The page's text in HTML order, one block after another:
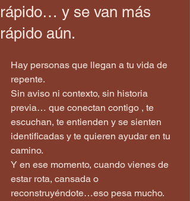
rápido… y se van más
rápido aún.
Hay personas que llegan a tu vida de
repente.
Sin aviso ni contexto, sin historia
previa… que conectan contigo , te
escuchan, te entienden y se sienten
identificadas y te quieren ayudar en tu
camino.
Y en ese momento, cuando vienes de
estar rota, cansada o
reconstruyéndote…eso pesa mucho.